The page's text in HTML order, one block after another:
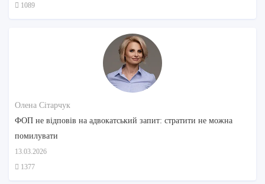
1089
Олена Сітарчук
ФОП не відповів на адвокатський запит: стратити не можна
помилувати
13.03.2026
1377